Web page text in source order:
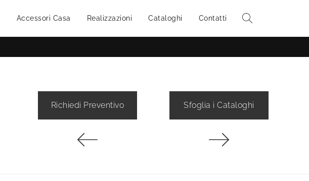
Accessori Casa Realizzazioni Cataloghi Contatti
Richiedi Preventivo Sfoglia i Cataloghi